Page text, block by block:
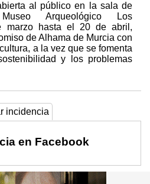
al público en la sala de
Arqueológico Los
marzo hasta el 20 de abril,
de Alhama de Murcia con
a la vez que se fomenta
y los problemas
incidencia
en Facebook